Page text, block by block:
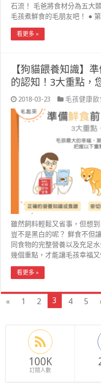
石流！ 毛爸將食材分為五大
毛孩煮鮮食的毛朋友吧！ ●
看更多 »
【狗貓餵養知識】
的認知！3大重點，
2018-03-23 毛孩健康飲
雖然飼料輕鬆又省事，但想
豈不是黑白的呢？ 鮮食不但
同食物的完整營養以及充足
幾個重點，才能讓毛孩幸福
看更多 »
« 1 2 3 4 5
100K
訂閱人數